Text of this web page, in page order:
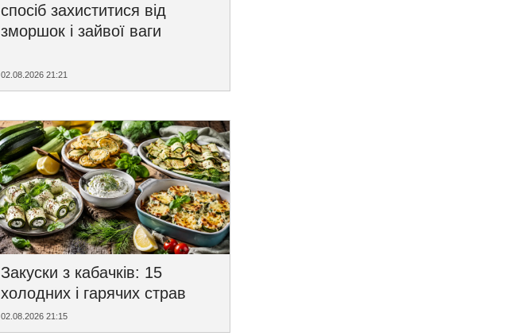
спосіб захиститися від
зморшок і зайвої ваги
02.08.2026 21:21
Закуски з кабачків: 15
холодних і гарячих страв
02.08.2026 21:15